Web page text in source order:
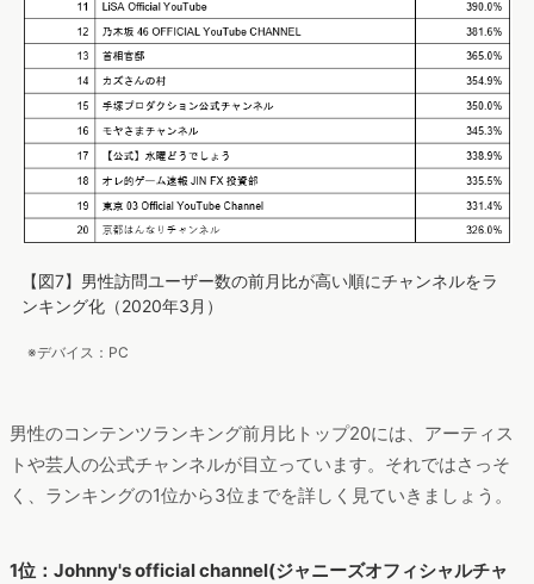
【図7】男性訪問ユーザー数の前月比が高い順にチャンネルをラ
ンキング化（2020年3月）
※デバイス：PC
男性のコンテンツランキング前月比トップ20には、アーティス
トや芸人の公式チャンネルが目立っています。それではさっそ
く、ランキングの1位から3位までを詳しく見ていきましょう。
1位：Johnny's official channel(ジャニーズオフィシャルチャ